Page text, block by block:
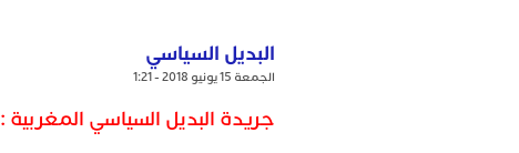
البديل السياسي
الجمعة 15 يونيو 2018 - 1:21
جريدة البديل السياسي المغربية :